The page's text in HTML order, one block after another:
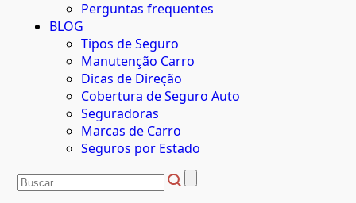
Perguntas frequentes
BLOG
Tipos de Seguro
Manutenção Carro
Dicas de Direção
Cobertura de Seguro Auto
Seguradoras
Marcas de Carro
Seguros por Estado